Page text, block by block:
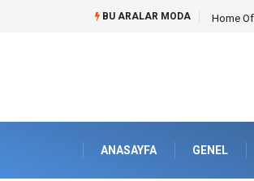
BU ARALAR MODA Home
ANASAYFA GENEL